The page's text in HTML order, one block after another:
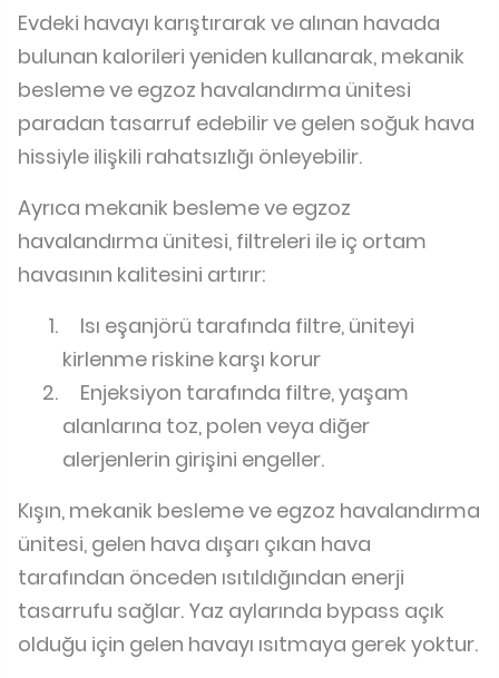
Evdeki havayı karıştırarak ve alınan havada
bulunan kalorileri yeniden kullanarak, mekanik
besleme ve egzoz havalandırma ünitesi
paradan tasarruf edebilir ve gelen soğuk hava
hissiyle ilişkili rahatsızlığı önleyebilir.
Ayrıca mekanik besleme ve egzoz
havalandırma ünitesi, filtreleri ile iç ortam
havasının kalitesini artırır:
Isı eşanjörü tarafında filtre, üniteyi
kirlenme riskine karşı korur
Enjeksiyon tarafında filtre, yaşam
alanlarına toz, polen veya diğer
alerjenlerin girişini engeller.
Kışın, mekanik besleme ve egzoz havalandırma
ünitesi, gelen hava dışarı çıkan hava
tarafından önceden ısıtıldığından enerji
tasarrufu sağlar. Yaz aylarında bypass açık
olduğu için gelen havayı ısıtmaya gerek yoktur.